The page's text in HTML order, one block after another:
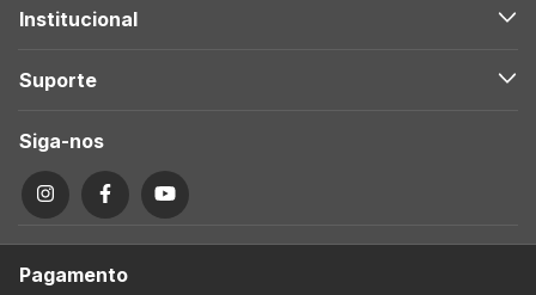
Institucional
Suporte
Siga-nos
Pagamento